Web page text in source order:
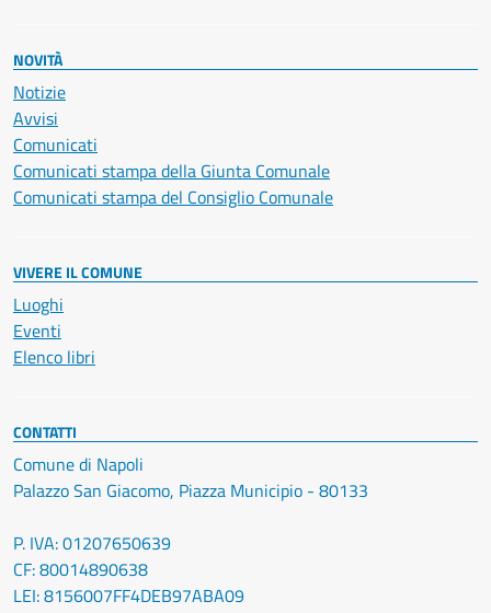
NOVITÀ
Notizie
Avvisi
Comunicati
Comunicati stampa della Giunta Comunale
Comunicati stampa del Consiglio Comunale
VIVERE IL COMUNE
Luoghi
Eventi
Elenco libri
CONTATTI
Comune di Napoli
Palazzo San Giacomo, Piazza Municipio - 80133
P. IVA: 01207650639
CF: 80014890638
LEI: 8156007FF4DEB97ABA09